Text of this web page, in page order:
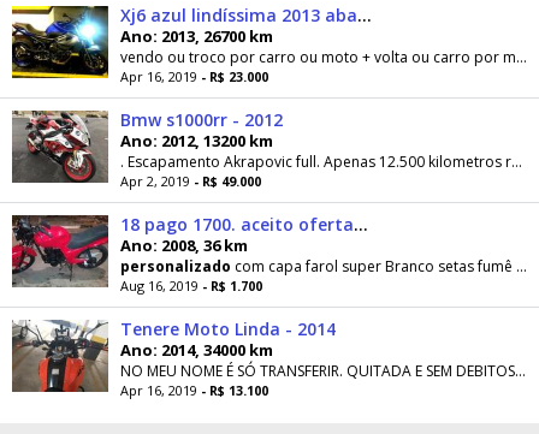
Xj6 azul lindíssima 2013 abaixo da tabela - 2013
Ano: 2013, 26700 km
vendo ou troco por carro ou moto + volta ou carro por mesmo
Apr 16, 2019 - R$ 23.000
Bmw s1000rr - 2012
Ano: 2012, 13200 km
. Escapamento Akrapovic full. Apenas 12.500 kilometros rodados. Possui um kit de carenagem
Apr 2, 2019 - R$ 49.000
18 pago 1700. aceito ofertas - 2008
Ano: 2008, 36 km
personalizado com capa farol super Branco setas fumê trocada a caixa de direção e a buchas da balança
Aug 16, 2019 - R$ 1.700
Tenere Moto Linda - 2014
Ano: 2014, 34000 km
NO MEU NOME É SÓ TRANSFERIR. QUITADA E SEM DEBITOS. BAIXA KM COR: LARANJA (ORIGINAL)
Apr 16, 2019 - R$ 13.100